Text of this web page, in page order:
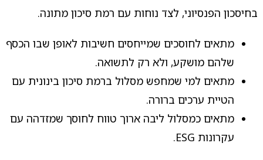
בחיסכון הפנסיוני, לצד נוחות עם רמת סיכון מתונה.
מתאים לחוסכים שמייחסים חשיבות לאופן שבו הכסף
שלהם מושקע, ולא רק לתשואה.
מתאים למי שמחפש מסלול ברמת סיכון בינונית עם
הטיית ערכים ברורה.
מתאים כמסלול ליבה ארוך טווח לחוסך שמזדהה עם
עקרונות ESG.